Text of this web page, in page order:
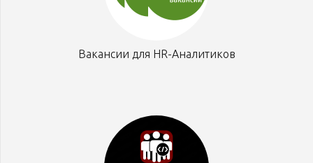
Вакансии для HR-Аналитиков